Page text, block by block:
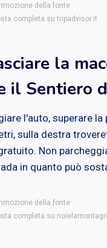
della fonte
completa su tripadvisor.it
la
il Sentiero
l'auto, superare la
sulla destra
Non
in quanto può
della fonte
completa su